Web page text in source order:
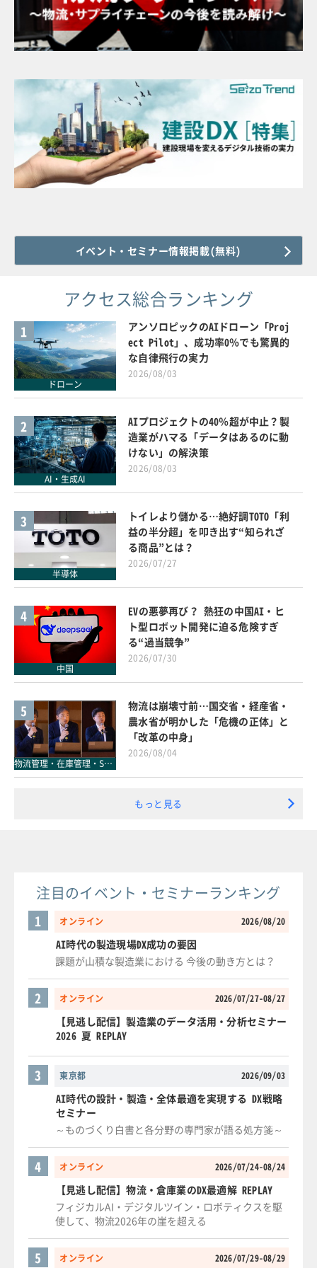
イベント・セミナー情報掲載(無料)
アクセス総合ランキング
1
ドローン
アンソロピックのAIドローン「Proj
ect Pilot」、成功率0％でも驚異的
な自律飛行の実力
2026/08/03
2
AI・生成AI
AIプロジェクトの40％超が中止？製
造業がハマる「データはあるのに動
けない」の解決策
2026/08/03
3
半導体
トイレより儲かる…絶好調TOTO「利
益の半分超」を叩き出す“知られざ
る商品”とは？
2026/07/27
4
中国
EVの悪夢再び？ 熱狂の中国AI・ヒ
ト型ロボット開発に迫る危険すぎ
る“過当競争”
2026/07/30
5
物流管理・在庫管理・SCM
物流は崩壊寸前…国交省・経産省・
農水省が明かした「危機の正体」と
「改革の中身」
2026/08/04
もっと見る
注目のイベント・セミナーランキング
オンライン 2026/08/20
1
AI時代の製造現場DX成功の要因
課題が山積な製造業における 今後の動き方とは？
オンライン 2026/07/27-08/27
2
【見逃し配信】製造業のデータ活用・分析セミナー
2026 夏 REPLAY
東京都 2026/09/03
3
AI時代の設計・製造・全体最適を実現する DX戦略
セミナー
～ものづくり白書と各分野の専門家が語る処方箋～
オンライン 2026/07/24-08/24
4
【見逃し配信】物流・倉庫業のDX最適解 REPLAY
フィジカルAI・デジタルツイン・ロボティクスを駆
使して、物流2026年の崖を超える
オンライン 2026/07/29-08/29
5